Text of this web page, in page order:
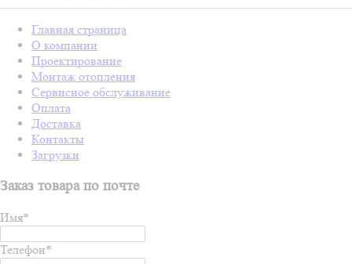
Главная страница
О компании
Проектирование
Монтаж отопления
Сервисное обслуживание
Оплата
Доставка
Контакты
Загрузки
Заказ товара по почте
Имя*
Телефон*